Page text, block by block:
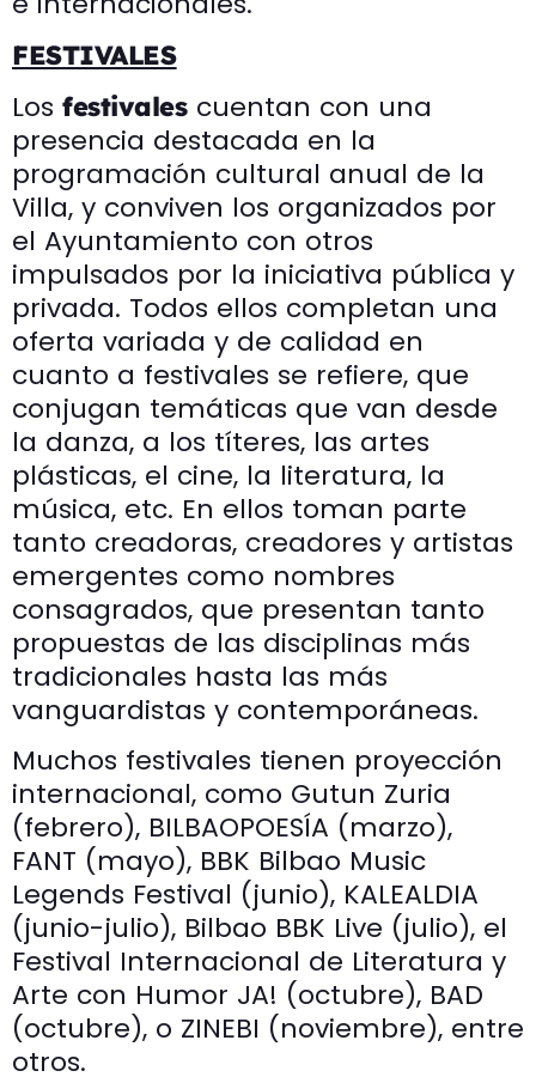
FESTIVALES
Los festivales cuentan con una
presencia destacada en la
programación cultural anual de la
Villa, y conviven los organizados por
el Ayuntamiento con otros
impulsados por la iniciativa pública y
privada. Todos ellos completan una
oferta variada y de calidad en
cuanto a festivales se refiere, que
conjugan temáticas que van desde
la danza, a los títeres, las artes
plásticas, el cine, la literatura, la
música, etc. En ellos toman parte
tanto creadoras, creadores y artistas
emergentes como nombres
consagrados, que presentan tanto
propuestas de las disciplinas más
tradicionales hasta las más
vanguardistas y contemporáneas.
Muchos festivales tienen proyección
internacional, como Gutun Zuria
(febrero), BILBAOPOESÍA (marzo),
FANT (mayo), BBK Bilbao Music
Legends Festival (junio), KALEALDIA
(junio-julio), Bilbao BBK Live (julio), el
Festival Internacional de Literatura y
Arte con Humor JA! (octubre), BAD
(octubre), o ZINEBI (noviembre), entre
otros.